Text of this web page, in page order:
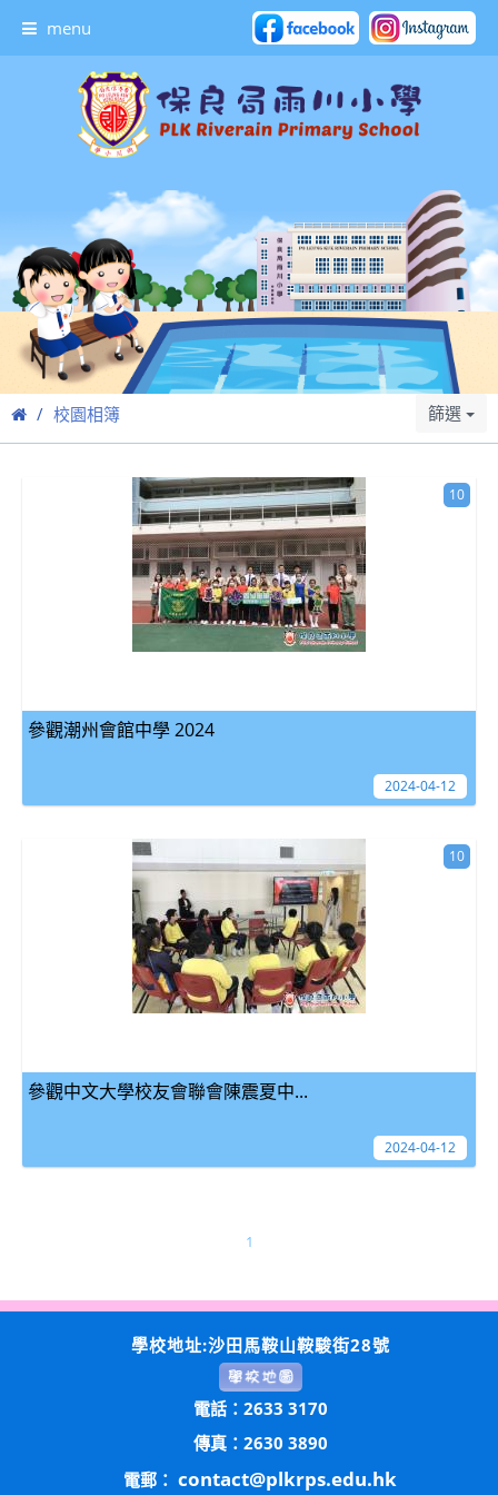
menu
校園相簿 篩選
參觀潮州會館中學 2024
10
2024-04-12
參觀中文大學校友會聯會陳震夏中...
10
2024-04-12
1
學校地址:沙田馬鞍山鞍駿街28號
電話：2633 3170
傳真：2630 3890
電郵： contact@plkrps.edu.hk